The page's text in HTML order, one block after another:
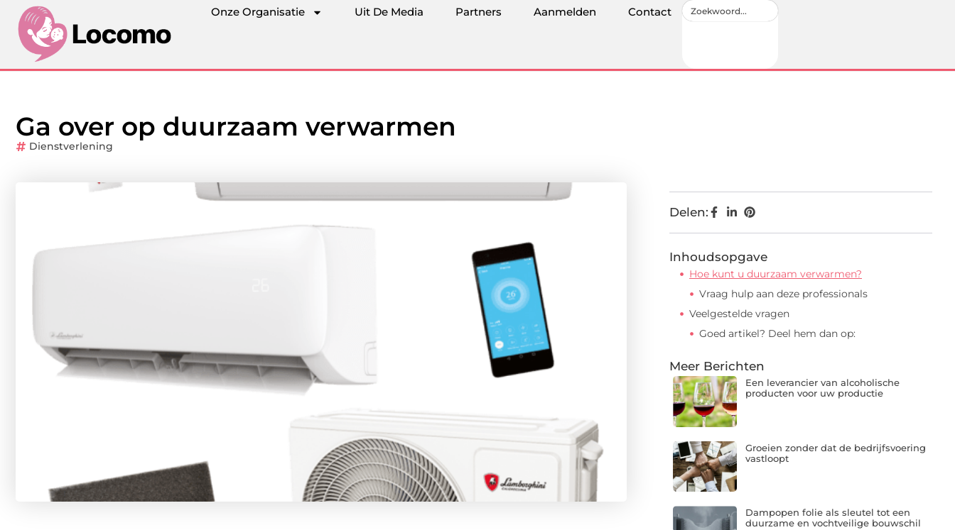
Onze Organisatie Uit De Media Partners Aanmelden Contact
Ga over op duurzaam verwarmen
Dienstverlening
Delen:
Inhoudsopgave
Hoe kunt u duurzaam verwarmen?
Vraag hulp aan deze professionals
Veelgestelde vragen
Goed artikel? Deel hem dan op:
Meer Berichten
Een leverancier van alcoholische
producten voor uw productie
Groeien zonder dat de bedrijfsvoering
vastloopt
Dampopen folie als sleutel tot een
duurzame en vochtveilige bouwschil